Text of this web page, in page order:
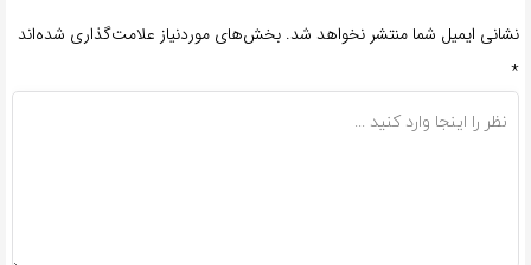
نشانی ایمیل شما منتشر نخواهد شد. بخش‌های موردنیاز علامت‌گذاری شده‌اند
*